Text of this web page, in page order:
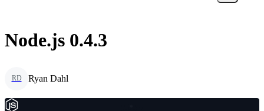
Node.js 0.4.3
RD Ryan Dahl